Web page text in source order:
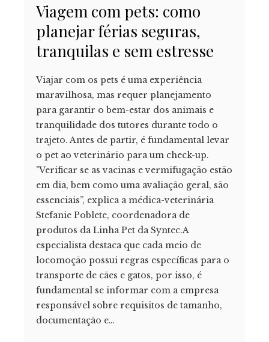
Viagem com pets: como
planejar férias seguras,
tranquilas e sem estresse
Viajar com os pets é uma experiência
maravilhosa, mas requer planejamento
para garantir o bem-estar dos animais e
tranquilidade dos tutores durante todo o
trajeto. Antes de partir, é fundamental levar
o pet ao veterinário para um check-up.
"Verificar se as vacinas e vermifugação estão
em dia, bem como uma avaliação geral, são
essenciais”, explica a médica-veterinária
Stefanie Poblete, coordenadora de
produtos da Linha Pet da Syntec.A
especialista destaca que cada meio de
locomoção possui regras específicas para o
transporte de cães e gatos, por isso, é
fundamental se informar com a empresa
responsável sobre requisitos de tamanho,
documentação e…